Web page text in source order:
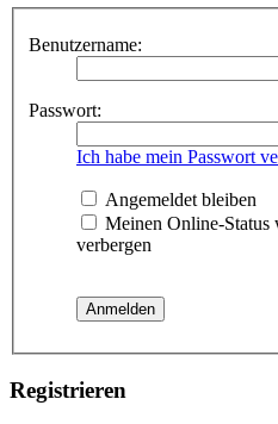
Benutzername:
Passwort:
Ich habe mein Passwort
Angemeldet bleiben
Meinen Online-Status
verbergen
Registrieren